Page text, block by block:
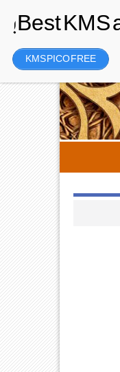
KMS PICO FREE